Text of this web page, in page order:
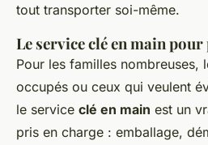
tout transporter soi-même.
Le service clé en main
Pour les familles nombreuses,
occupés ou ceux qui veulent
le service clé en main est un
pris en charge : emballage,